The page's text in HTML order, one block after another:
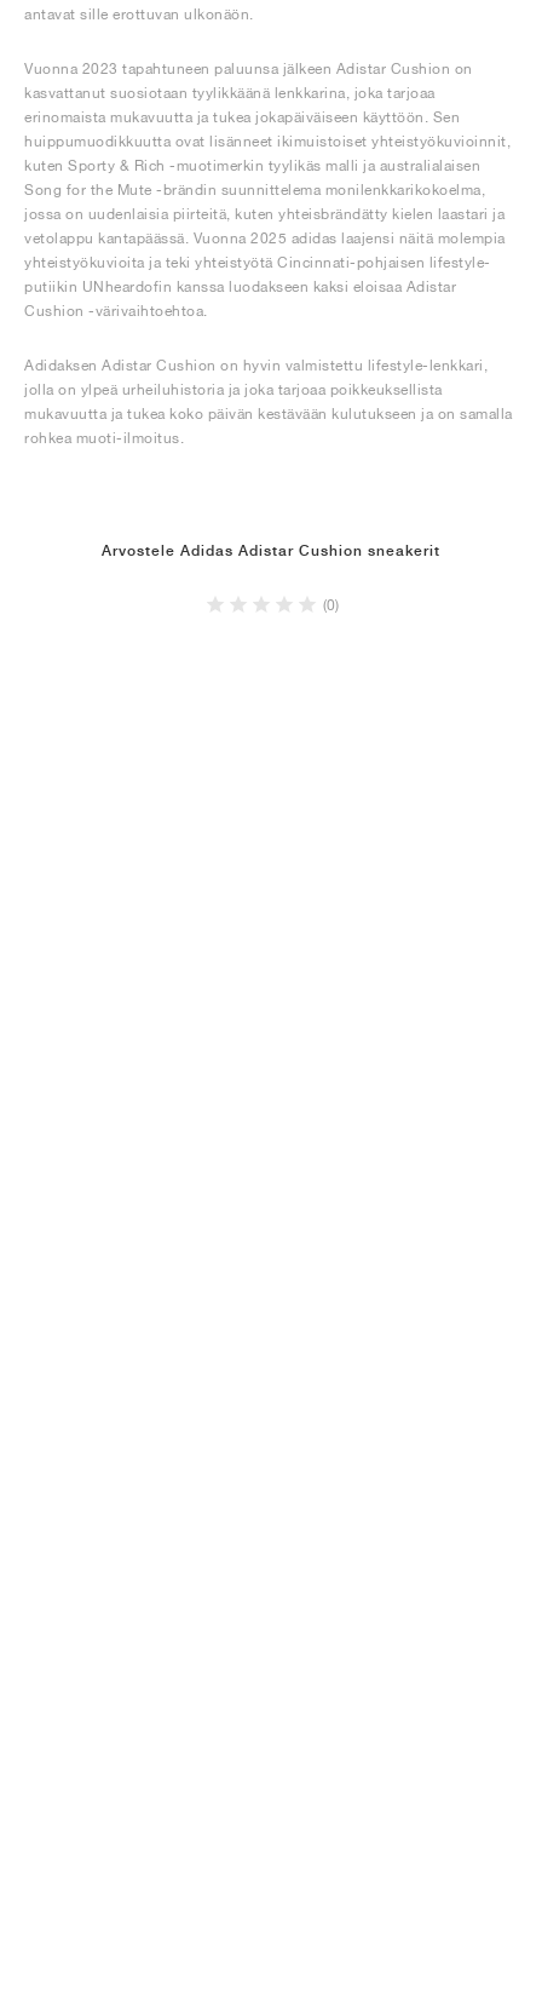
antavat sille erottuvan ulkonäön.
Vuonna 2023 tapahtuneen paluunsa jälkeen Adistar Cushion on
kasvattanut suosiotaan tyylikkäänä lenkkarina, joka tarjoaa
erinomaista mukavuutta ja tukea jokapäiväiseen käyttöön. Sen
huippumuodikkuutta ovat lisänneet ikimuistoiset yhteistyökuvioinnit,
kuten Sporty & Rich -muotimerkin tyylikäs malli ja australialaisen
Song for the Mute -brändin suunnittelema monilenkkarikokoelma,
jossa on uudenlaisia piirteitä, kuten yhteisbrändätty kielen laastari ja
vetolappu kantapäässä. Vuonna 2025 adidas laajensi näitä molempia
yhteistyökuvioita ja teki yhteistyötä Cincinnati-pohjaisen lifestyle-
putiikin UNheardofin kanssa luodakseen kaksi eloisaa Adistar
Cushion -värivaihtoehtoa.
Adidaksen Adistar Cushion on hyvin valmistettu lifestyle-lenkkari,
jolla on ylpeä urheiluhistoria ja joka tarjoaa poikkeuksellista
mukavuutta ja tukea koko päivän kestävään kulutukseen ja on samalla
rohkea muoti-ilmoitus.
Arvostele Adidas Adistar Cushion sneakerit
(0)